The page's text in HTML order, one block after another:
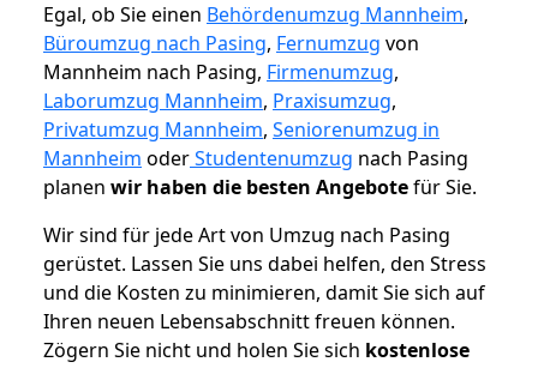
Egal, ob Sie einen Behördenumzug Mannheim,
Büroumzug nach Pasing, Fernumzug von
Mannheim nach Pasing, Firmenumzug,
Laborumzug Mannheim, Praxisumzug,
Privatumzug Mannheim, Seniorenumzug in
Mannheim oderStudentenumzug nach Pasing
planen wir haben die besten Angebotefür Sie.
Wir sind für jede Art von Umzug nach Pasing
gerüstet. Lassen Sie uns dabei helfen, den Stress
und die Kosten zu minimieren, damit Sie sich auf
Ihren neuen Lebensabschnitt freuen können.
Zögern Sie nicht und holen Sie sich kostenlose